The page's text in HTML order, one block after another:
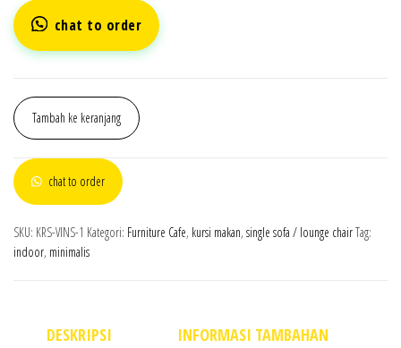
chat to order
Tambah ke keranjang
chat to order
SKU: KRS-VINS-1 Kategori: Furniture Cafe, kursi makan, single sofa / lounge chairTag:
indoor, minimalis
DESKRIPSI INFORMASI TAMBAHAN